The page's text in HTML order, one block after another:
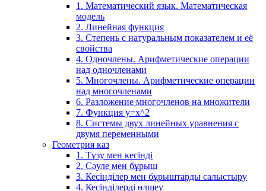
1. Математический язык. Математическая
модель
2. Линейная функция
3. Степень с натуральным показателем и её
свойства
4. Одночлены. Арифметические операции
над одночленами
5. Многочлены. Арифметические операции
над многочленами
6. Разложение многочленов на множители
7. Функция y=x^2
8. Системы двух линейных уравнения с
двумя переменными
Геометрия каз
1. Түзу мен кесінді
2. Сәуле мен бұрыш
3. Кесінділер мен бұрыштарды салыстыру
4. Кесінділерді өлшеу